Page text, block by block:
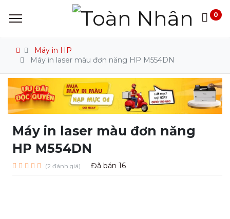
0
Máy in HP
Máy in laser màu đơn năng HP M554DN
Máy in laser màu đơn năng
HP M554DN
(2 đánh giá) Đã bán 16